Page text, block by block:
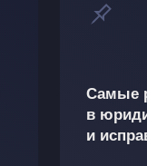
Самые
в
и